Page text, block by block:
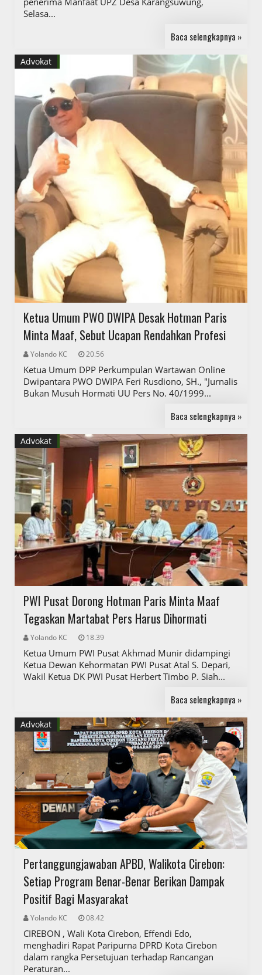
Selasa...
Baca selengkapnya »
Advokat
Ketua Umum PWO DWIPA Desak Hotman Paris
Minta Maaf, Sebut Ucapan Rendahkan Profesi
Yolando KC 20.56
Ketua Umum DPP Perkumpulan Wartawan Online
Dwipantara PWO DWIPA Feri Rusdiono, SH., "Jurnalis
Bukan Musuh Hormati UU Pers No. 40/1999...
Baca selengkapnya »
Advokat
PWI Pusat Dorong Hotman Paris Minta Maaf
Tegaskan Martabat Pers Harus Dihormati
Yolando KC 18.39
Ketua Umum PWI Pusat Akhmad Munir didampingi
Ketua Dewan Kehormatan PWI Pusat Atal S. Depari,
Wakil Ketua DK PWI Pusat Herbert Timbo P. Siah...
Baca selengkapnya »
Advokat
Pertanggungjawaban APBD, Walikota Cirebon:
Setiap Program Benar-Benar Berikan Dampak
Positif Bagi Masyarakat
Yolando KC 08.42
CIREBON , Wali Kota Cirebon, Effendi Edo,
menghadiri Rapat Paripurna DPRD Kota Cirebon
dalam rangka Persetujuan terhadap Rancangan
Peraturan...